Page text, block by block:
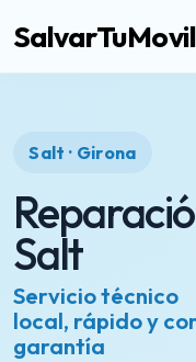
SalvarTuMovil
Salt · Girona
Salt
Servicio técnico
local, rápido y
garantía